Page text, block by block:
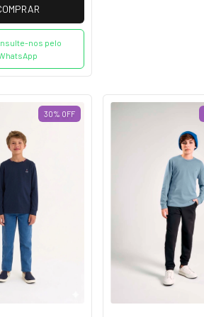
nos pelo
30% OFF